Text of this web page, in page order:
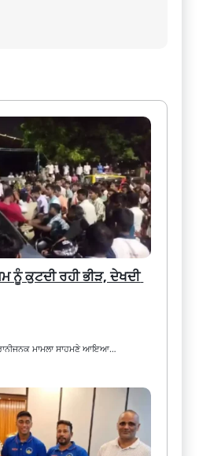
ਨੂੰ ਕੁਟਦੀ ਰਹੀ ਭੀੜ, ਦੇਖਦੀ
ਮਾਮਲਾ ਸਾਹਮਣੇ ਆਇਆ…